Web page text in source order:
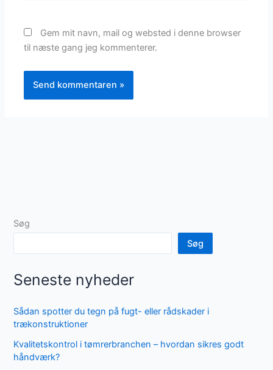
Gem mit navn, mail og websted i denne browser
til næste gang jeg kommenterer.
Søg
Søg
Seneste nyheder
Sådan spotter du tegn på fugt- eller rådskader i
trækonstruktioner
Kvalitetskontrol i tømrerbranchen – hvordan sikres godt
håndværk?